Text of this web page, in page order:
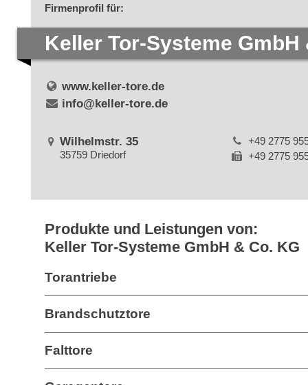
Firmenprofil für:
Keller Tor-Systeme GmbH
www.keller-tore.de
info@keller-tore.de
Wilhelmstr. 35
35759 Driedorf
+49 2775
+49 2775
Produkte und Leistungen von:
Keller Tor-Systeme GmbH & Co. KG
Torantriebe
Brandschutztore
Falttore